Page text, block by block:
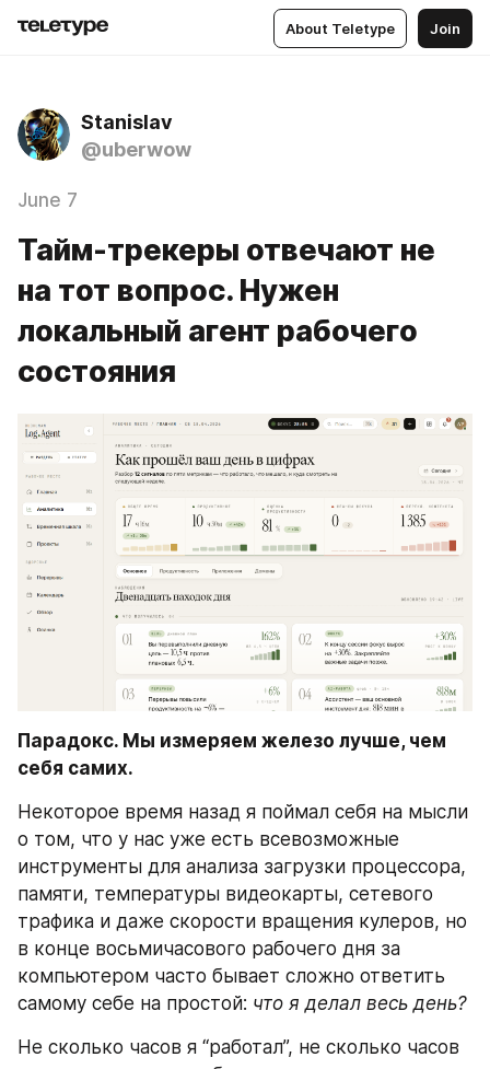
About Teletype Join
Stanislav
@uberwow
June 7
Тайм-трекеры отвечают не
на тот вопрос. Нужен
локальный агент рабочего
состояния
Парадокс. Мы измеряем железо лучше, чем
себя самих.
Некоторое время назад я поймал себя на мысли
о том, что у нас уже есть всевозможные
инструменты для анализа загрузки процессора,
памяти, температуры видеокарты, сетевого
трафика и даже скорости вращения кулеров, но
в конце восьмичасового рабочего дня за
компьютером часто бывает сложно ответить
самому себе на простой: что я делал весь день?
Не сколько часов я “работал”, не сколько часов